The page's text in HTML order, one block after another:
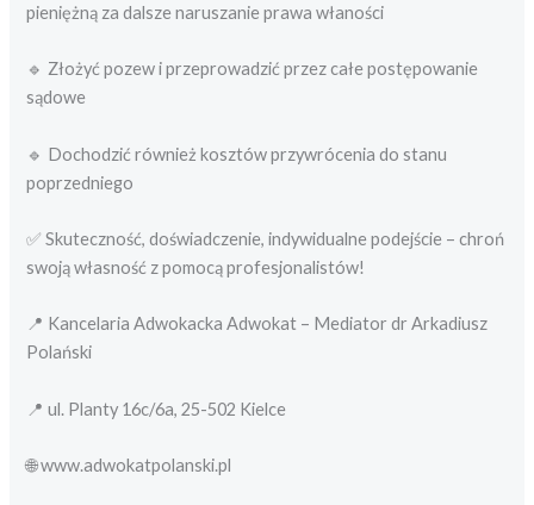
pieniężną za dalsze naruszanie prawa właności
🔹 Złożyć pozew i przeprowadzić przez całe postępowanie
sądowe
🔹 Dochodzić również kosztów przywrócenia do stanu
poprzedniego
✅ Skuteczność, doświadczenie, indywidualne podejście – chroń
swoją własność z pomocą profesjonalistów!
📍 Kancelaria Adwokacka Adwokat – Mediator dr Arkadiusz
Polański
📍 ul. Planty 16c/6a, 25-502 Kielce
🌐 www.adwokatpolanski.pl